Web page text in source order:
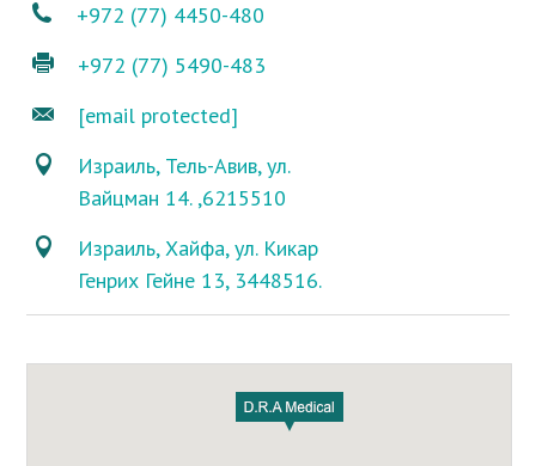
+972 (77) 4450-480
+972 (77) 5490-483
[email protected]
Израиль, Тель-Авив, ул.
Вайцман 14. ,6215510
Израиль, Хайфа, ул. Кикар
Генрих Гейне 13, 3448516.